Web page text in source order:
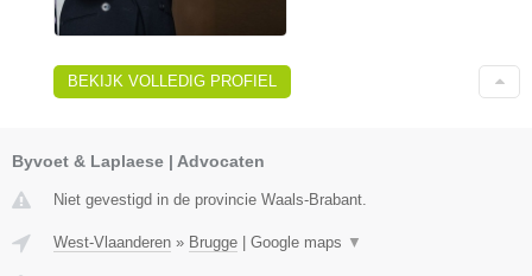
BEKIJK VOLLEDIG PROFIEL
Byvoet & Laplaese | Advocaten
Niet gevestigd in de provincie Waals-Brabant.
West-Vlaanderen » Brugge Google maps ▼